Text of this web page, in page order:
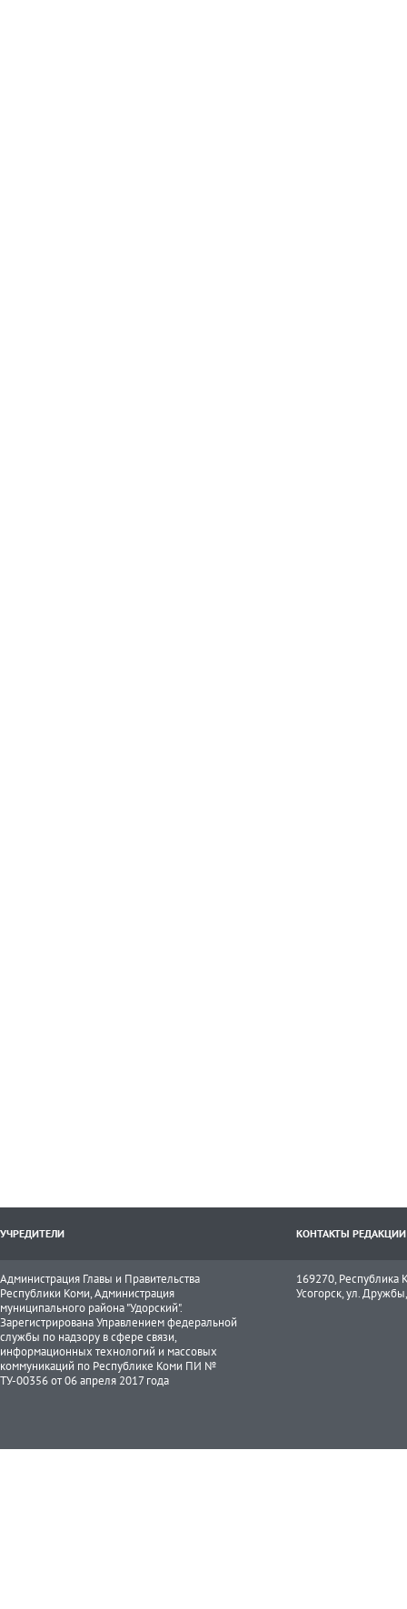
УЧРЕДИТЕЛИ КОНТАКТЫ РЕДАКЦИИ
Администрация Главы и Правительства
Республики Коми, Администрация
муниципального района "Удорский".
Зарегистрирована Управлением федеральной
службы по надзору в сфере связи,
информационных технологий и массовых
коммуникаций по Республике Коми ПИ №
ТУ-00356 от 06 апреля 2017 года
169270, Республика
Усогорск, ул.